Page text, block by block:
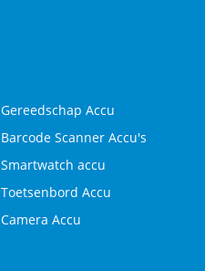
Gereedschap Accu
Barcode Scanner Accu's
Smartwatch accu
Toetsenbord Accu
Camera Accu